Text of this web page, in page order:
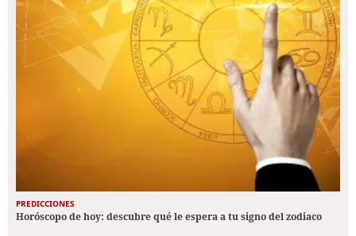
PREDICCIONES
Horóscopo de hoy: descubre qué le espera a tu signo del zodiaco